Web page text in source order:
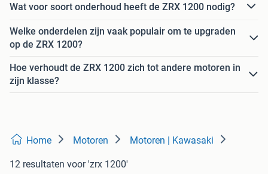
Wat voor soort onderhoud heeft de ZRX 1200 nodig?
Welke onderdelen zijn vaak populair om te upgraden
op de ZRX 1200?
Hoe verhoudt de ZRX 1200 zich tot andere motoren in
zijn klasse?
Home Motoren Motoren | Kawasaki
12 resultaten voor 'zrx 1200'